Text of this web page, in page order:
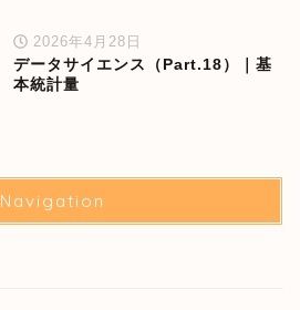
2026年4月28日
データサイエンス（Part.18）｜基
本統計量
Navigation